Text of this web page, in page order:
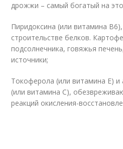
дрожжи – самый богатый на
Пиридоксина (или витамина
строительстве белков.
подсолнечника, говяжья
источники;
Токоферола (или витамина Е) и
(или витамина С),
реакций окисления-